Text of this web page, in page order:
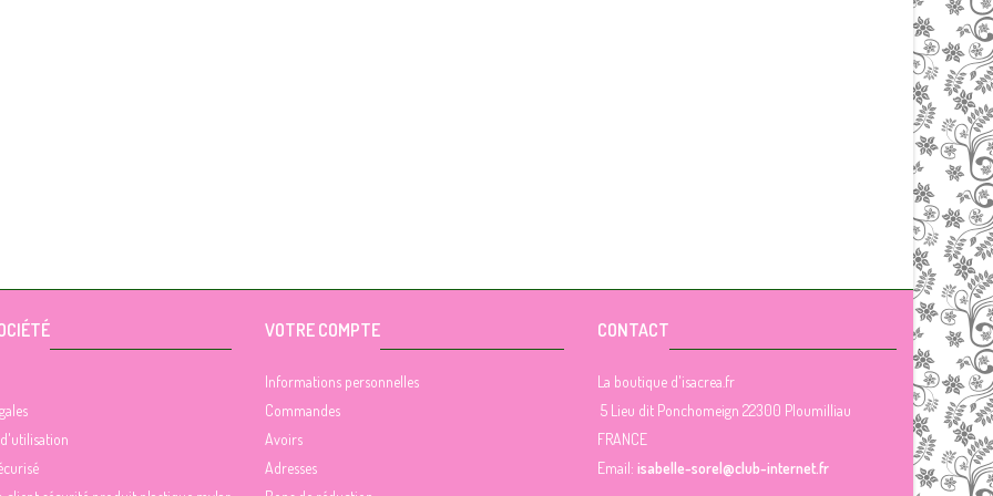
VOTRE COMPTE
Informations personnelles
Commandes
Avoirs
Adresses
CONTACT
La boutique d'isacrea.fr
5 Lieu dit Ponchomeign 22300 Ploumilliau
FRANCE
Email: isabelle-sorel@club-internet.fr